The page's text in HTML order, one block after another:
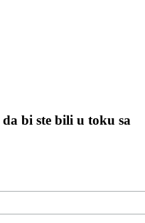
bi ste bili u toku sa